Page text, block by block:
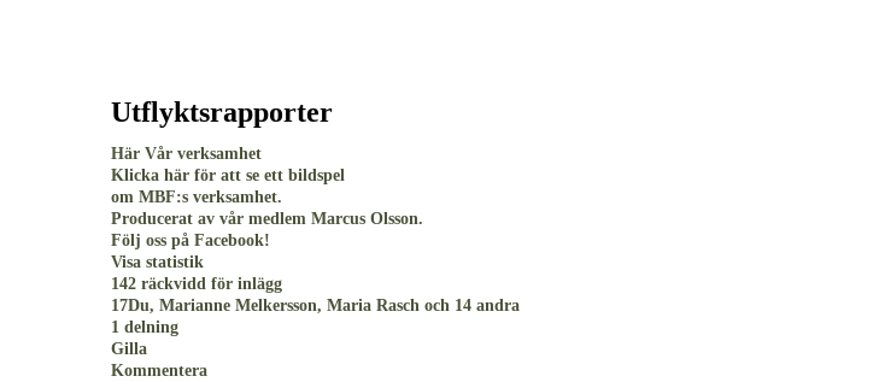
Utflyktsrapporter
Här Vår verksamhet
Klicka här för att se ett bildspel
om MBF:s verksamhet.
Producerat av vår medlem Marcus Olsson.
Följ oss på Facebook!
Visa statistik
142 räckvidd för inlägg
17Du, Marianne Melkersson, Maria Rasch och 14 andra
1 delning
Gilla
Kommentera